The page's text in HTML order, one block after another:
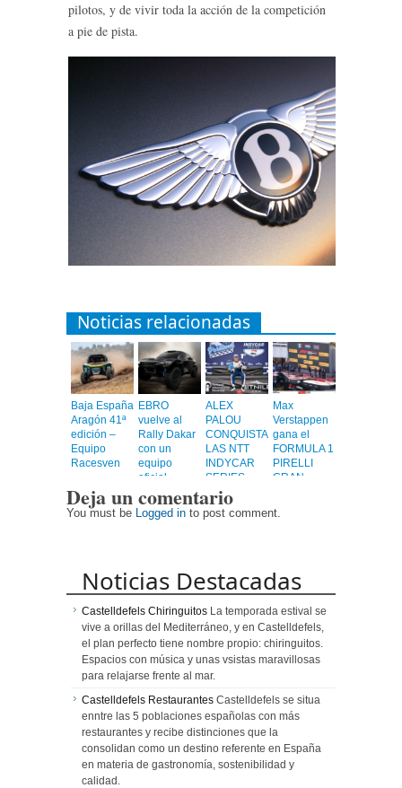
pilotos, y de vivir toda la acción de la competición
a pie de pista.
Noticias relacionadas
Baja España
Aragón 41ª
edición –
Equipo
Racesven
EBRO
vuelve al
Rally Dakar
con un
equipo
oficial
ALEX
PALOU
CONQUISTA
LAS NTT
INDYCAR
SERIES
2023
Max
Verstappen
gana el
FORMULA 1
PIRELLI
GRAN
ESPAÑA
2022
Deja un comentario
You must be Logged in to post comment.
Noticias Destacadas
Castelldefels Chiringuitos La temporada estival se
vive a orillas del Mediterráneo, y en Castelldefels,
el plan perfecto tiene nombre propio: chiringuitos.
Espacios con música y unas vsistas maravillosas
para relajarse frente al mar.
Castelldefels Restaurantes Castelldefels se situa
enntre las 5 poblaciones españolas con más
restaurantes y recibe distinciones que la
consolidan como un destino referente en España
en materia de gastronomía, sostenibilidad y
calidad.